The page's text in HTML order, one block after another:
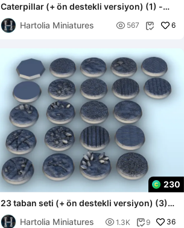
Caterpillar (+ ön destekli versiyon) (1) -
minyatür warha
Hartolia Miniatures
 567  6
230
23 taban seti (+ ön destekli versiyon) (3) -
minyatürler w
Hartolia Miniatures
 1.3K 9 36